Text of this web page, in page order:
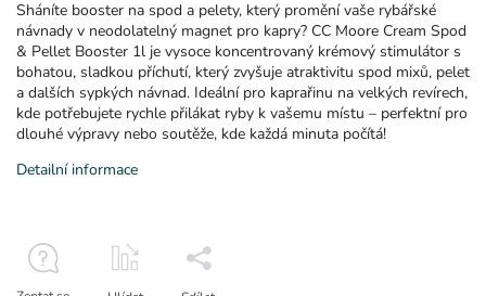
Sháníte booster na spod a pelety, který promění vaše rybářské
návnady v neodolatelný magnet pro kapry? CC Moore Cream Spod
& Pellet Booster 1l je vysoce koncentrovaný krémový stimulátor s
bohatou, sladkou příchutí, který zvyšuje atraktivitu spod mixů, pelet
a dalších sypkých návnad. Ideální pro kaprařinu na velkých revírech,
kde potřebujete rychle přilákat ryby k vašemu místu – perfektní pro
dlouhé výpravy nebo soutěže, kde každá minuta počítá!
Detailní informace